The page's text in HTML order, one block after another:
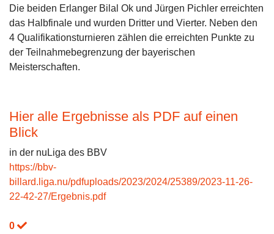
Die beiden Erlanger Bilal Ok und Jürgen Pichler erreichten
das Halbfinale und wurden Dritter und Vierter. Neben den
4 Qualifikationsturnieren zählen die erreichten Punkte zu
der Teilnahmebegrenzung der bayerischen
Meisterschaften.
Hier alle Ergebnisse als PDF auf einen
Blick
in der nuLiga des BBV
https://bbv-
billard.liga.nu/pdfuploads/2023/2024/25389/2023-11-26-
22-42-27/Ergebnis.pdf
0